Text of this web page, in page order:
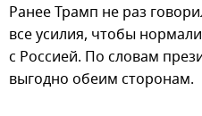
Ранее Трамп не раз
все усилия, чтобы
с Россией. По словам
выгодно обеим сторонам.